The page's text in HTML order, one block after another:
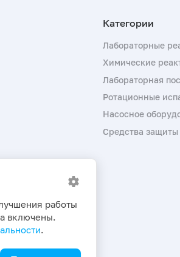
Лабораторные
Химические
Лабораторная
Ротационные
Насосное
Средства защиты
работы
включены.
.